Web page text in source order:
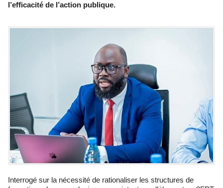
l’efficacité de l’action publique.
Interrogé sur la nécessité de rationaliser les structures de